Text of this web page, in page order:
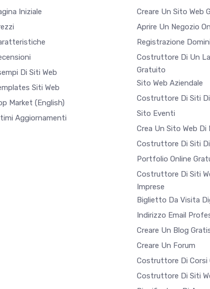
Iniziale
Di Siti Web
Siti Web
Market (English)
Aggiornamenti
Creare Un Sito Web
Aprire Un Negozio
Registrazione
Costruttore Di Un
Gratuito
Sito Web Aziendale
Costruttore Di Siti
Sito Eventi
Crea Un Sito Web Di
Costruttore Di Siti
Portfolio Online
Costruttore Di Siti
Imprese
Biglietto Da Visita
Indirizzo Email
Creare Un Blog
Creare Un Forum
Costruttore Di Corsi
Costruttore Di Siti